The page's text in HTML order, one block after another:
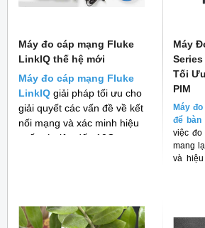
Máy đo cáp mạng Fluke
LinkIQ thế hệ mới
Máy đo cáp mạng Fluke
LinkIQ giải pháp tối ưu cho
giải quyết các vấn đề về kết
nối mạng và xác minh hiệu
suất cáp lên đến 10G
Máy
Tối
PIM
Máy
để bàn
việc đo
mang
và